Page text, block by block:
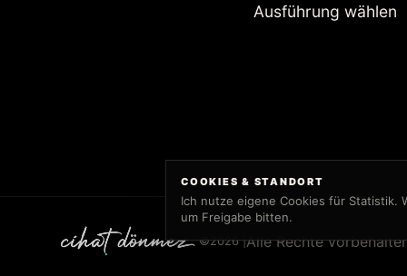
bis
Ausführung wählen
©2026 |Alle Rechte
COOKIES & STANDORT
Ich nutze eigene Cookies für Statistik.
um Freigabe bitten.